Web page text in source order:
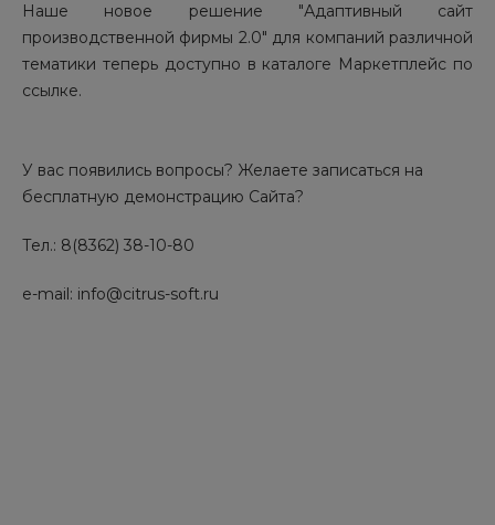
Наше новое решение "Адаптивный сайт
производственной фирмы 2.0" для компаний различной
тематики теперь доступно в каталоге Маркетплейс по
ссылке.
У вас появились вопросы? Желаете записаться на
бесплатную демонстрацию Сайта?
Тел.: 8(8362) 38-10-80
e-mail: info@citrus-soft.ru